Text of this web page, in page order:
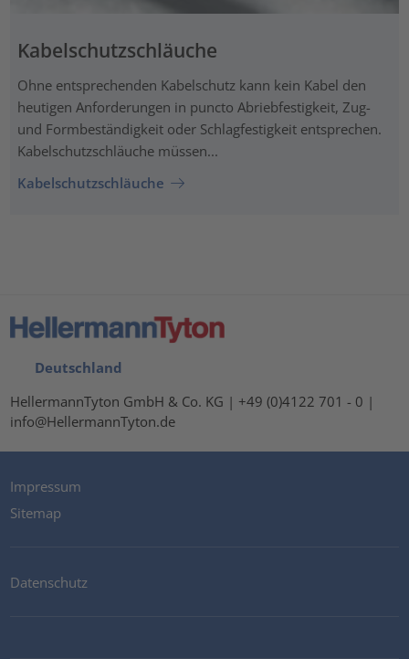
Kabelschutzschläuche
Ohne entsprechenden Kabelschutz kann kein Kabel den
heutigen Anforderungen in puncto Abriebfestigkeit, Zug-
und Formbeständigkeit oder Schlagfestigkeit entsprechen.
Kabelschutzschläuche müssen...
Kabelschutzschläuche
Deutschland
HellermannTyton GmbH & Co. KG | +49 (0)4122 701 - 0 |
info@HellermannTyton.de
Impressum
Sitemap
Datenschutz